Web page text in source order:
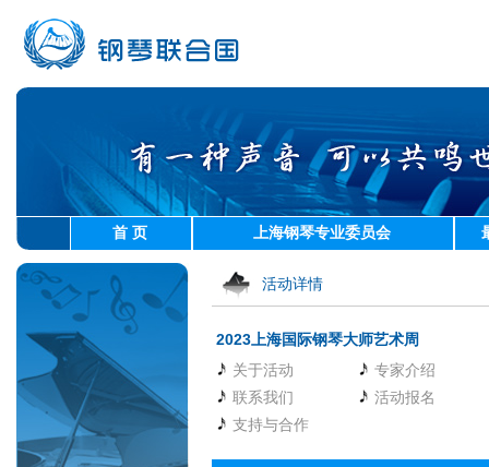
首 页 上海钢琴专业委员会
活动详情
2023上海国际钢琴大师艺术周
关于活动
专家介绍
联系我们
活动报名
支持与合作